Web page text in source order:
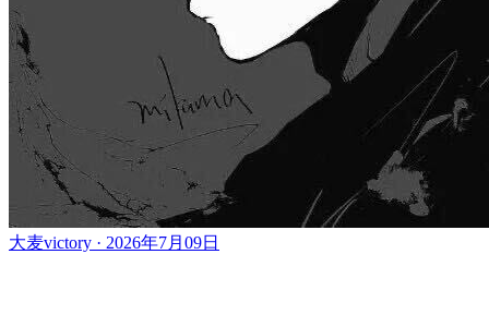
大麦victory · 2026年7月09日